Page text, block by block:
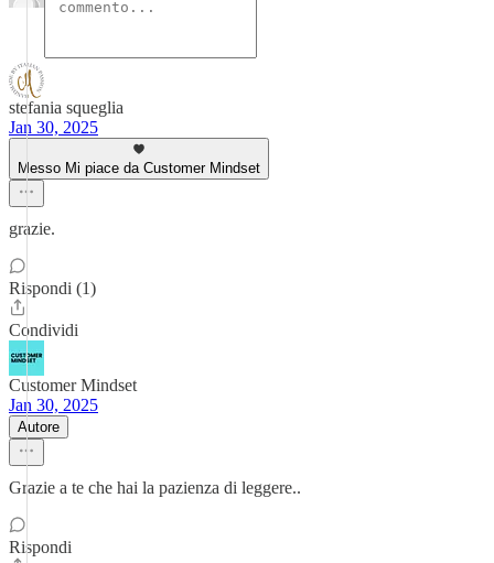
stefania squeglia
Jan 30, 2025
Messo Mi piace da Customer Mindset
grazie.
Rispondi (1)
Condividi
Customer Mindset
Jan 30, 2025
Autore
Grazie a te che hai la pazienza di leggere..
Rispondi